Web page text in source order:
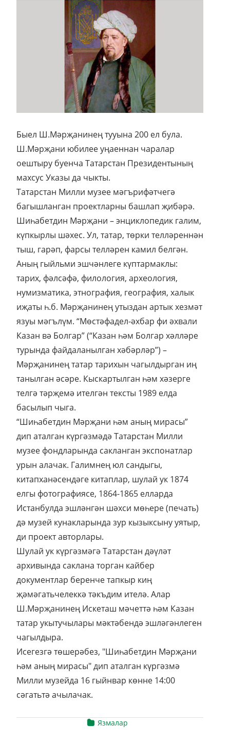
Быел Ш.Мәрҗанинең тууына 200 ел була.
Ш.Мәрҗани юбилее уңаеннан чаралар
оештыру буенча Татарстан Президентының
махсус Указы да чыкты.
Татарстан Милли музее мәгърифәтчегә
багышланган проектларны башлап җибәрә.
Шиһабетдин Мәрҗани – энциклопедик галим,
күпкырлы шәхес. Ул, татар, төрки телләреннән
тыш, гарәп, фарсы телләрен камил белгән.
Аның гыйльми эшчәнлеге күптармаклы:
тарих, фәлсәфә, филология, археология,
нумизматика, этнография, география, халык
иҗаты һ.б. Мәрҗанинең утыздан артык хезмәт
язуы мәгълүм. “Мөстәфадел-әхбар фи әхвали
Казан вә Болгар” (“Казан һәм Болгар хәлләре
турында файдаланылган хәбәрләр”) –
Мәрҗанинең татар тарихын чагылдырган иң
танылган әсәре. Кыскартылган һәм хәзерге
телгә тәрҗемә ителгән тексты 1989 елда
басылып чыга.
“Шиһабетдин Мәрҗани һәм аның мирасы”
дип аталган күргәзмәдә Татарстан Милли
музее фондларында сакланган экспонатлар
урын алачак. Галимнең юл сандыгы,
китапханәсендәге китаплар, шулай ук 1874
елгы фотографиясе, 1864-1865 елларда
Истанбулда эшләнгән шәхси мөһере (печать)
дә музей кунакларында зур кызыксыну уятыр,
ди проект авторлары.
Шулай ук күргәзмәгә Татарстан дәүләт
архивында саклана торган кайбер
документлар беренче тапкыр киң
җәмәгатьчелеккә тәкъдим ителә. Алар
Ш.Мәрҗанинең Искеташ мәчеттә һәм Казан
татар укытучылары мәктәбендә эшләгәнлеген
чагылдыра.
Исегезгә төшерәбез, "Шиһабетдин Мәрҗани
һәм аның мирасы" дип аталган күргәзмә
Милли музейда 16 гыйнвар көнне 14:00
сәгатьтә ачылачак.
Язмалар